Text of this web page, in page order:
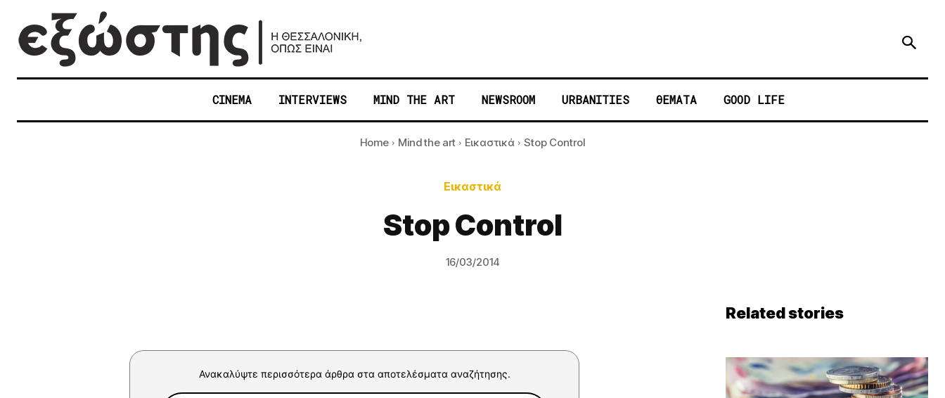
CINEMA INTERVIEWS MIND THE ART NEWSROOM URBANITIES ΘΕΜΑΤΑ GOOD LIFE
Home Mind the art Εικαστικά Stop Control
Εικαστικά
Stop Control
16/03/2014
Ανακαλύψτε περισσότερα άρθρα στα αποτελέσματα αναζήτησης.
Related stories